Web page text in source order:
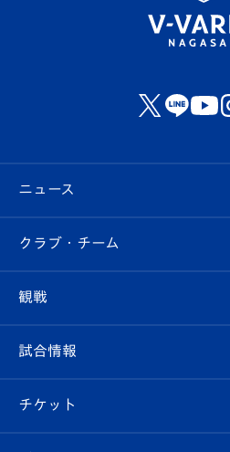
ニュース
すべて
クラブ
試合情報
クラブ・チーム
クラブ概要
エンブレム紹介
観戦
観戦ルール
はじめての観戦ガイド
試合情報
試合日程/結果
チケット